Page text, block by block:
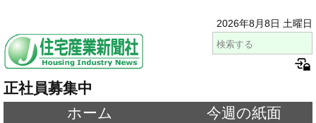
2026年8月8日 土曜日
正社員募集中
ホーム
今週の紙面